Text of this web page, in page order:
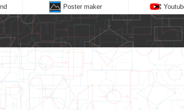
Poster maker